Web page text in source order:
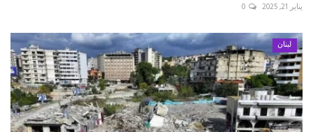
يناير 21, 2025 0
لبنان